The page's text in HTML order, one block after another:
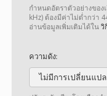
กำหนดอัตราตัวอย่างของ
kHz) ต้องมีค่าไม่ต่ำกว่า
อ่านข้อมูลเพิ่มเติมได้ในวิ
ความดัง:
ไม่มีการเปลี่ยนแป